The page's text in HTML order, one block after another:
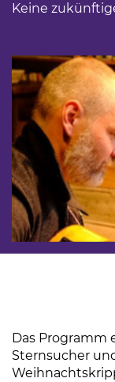
Keine
Das Programm
Sternsucher